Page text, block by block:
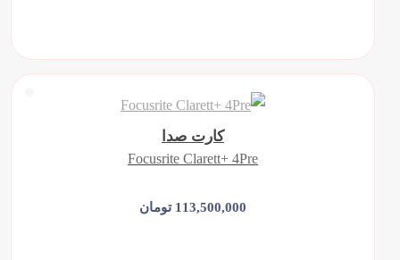
کارت صدا
Focusrite Clarett+ 4Pre
113,500,000 تومان